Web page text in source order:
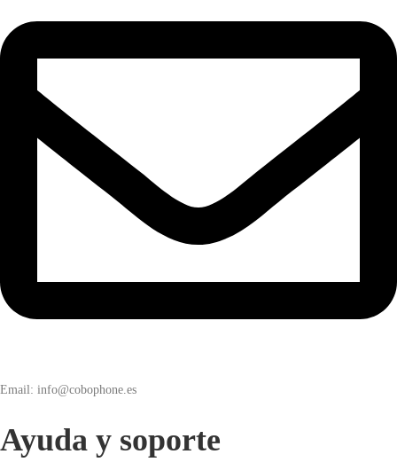
Email: info@cobophone.es
Ayuda y soporte